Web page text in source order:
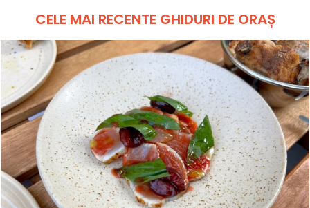
CELE MAI RECENTE GHIDURI DE ORAȘ